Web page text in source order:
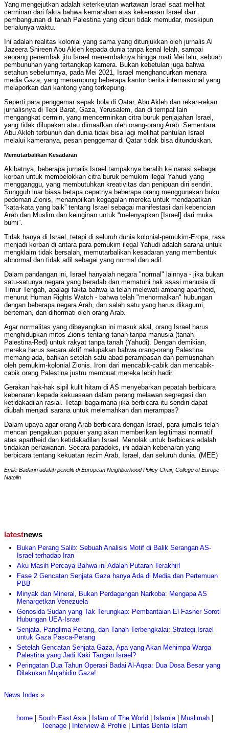
Yang mengejutkan adalah keterkejutan wartawan Israel saat melihat
cerminan dari fakta bahwa kemarahan atas kekerasan Israel dan
pembangunan di tanah Palestina yang dicuri tidak memudar, meskipun
berlalunya waktu.
Ini adalah realitas kolonial yang sama yang ditunjukkan oleh jurnalis Al
Jazeera Shireen Abu Akleh kepada dunia tanpa kenal lelah, sampai
seorang penembak jitu Israel menembaknya hingga mati Mei lalu, sebuah
pembunuhan yang tertangkap kamera. Bukan kebetulan juga bahwa
setahun sebelumnya, pada Mei 2021, Israel menghancurkan menara
media Gaza, yang menampung beberapa kantor berita internasional yang
melaporkan dari kantong yang terkepung.
Seperti para penggemar sepak bola di Qatar, Abu Akleh dan rekan-rekan
jurnalisnya di Tepi Barat, Gaza, Yerusalem, dan di tempat lain
mengangkat cermin, yang mencerminkan citra buruk penjajahan Israel,
yang tidak dilupakan atau dimaafkan oleh orang-orang Arab. Sementara
Abu Akleh terbunuh dan dunia tidak bisa lagi melihat pantulan Israel
melalui kameranya, pesan penggemar di Qatar tidak bisa ditundukkan.
Memutarbalikan Kesadaran
Akibatnya, beberapa jurnalis Israel tampaknya beralih ke narasi sebagai
korban untuk membelokkan citra buruk pemukim ilegal Yahudi yang
mengganggu, yang membutuhkan kreativitas dan penipuan diri sendiri.
Sungguh luar biasa betapa cepatnya beberapa orang menggunakan buku
pedoman Zionis, menampilkan kegagalan mereka untuk mendapatkan
“kata-kata yang baik” tentang Israel sebagai manifestasi dari kebencian
Arab dan Muslim dan keinginan untuk “melenyapkan [Israel] dari muka
bumi”.
Tidak hanya di Israel, tetapi di seluruh dunia kolonial-pemukim-Eropa, rasa
menjadi korban di antara para pemukim ilegal Yahudi adalah sarana untuk
mengklaim tidak bersalah, memutarbalikan kesadaran yang membentuk
abnormal dan tidak adil sebagai yang normal dan adil.
Dalam pandangan ini, Israel hanyalah negara "normal" lainnya - jika bukan
satu-satunya negara yang beradab dan mematuhi hak asasi manusia di
Timur Tengah, apalagi fakta bahwa ia telah melewati ambang apartheid,
menurut Human Rights Watch - bahwa telah "menormalkan" hubungan
dengan beberapa negara Arab, dan salah satu yang harus dikagumi,
berteman, dan dihormati oleh orang Arab.
Agar normalitas yang dibayangkan ini masuk akal, orang Israel harus
menghidupkan mitos Zionis tentang tanah tanpa manusia (tanah
Palestina-Red) untuk rakyat tanpa tanah (Yahudi). Dengan demikian,
mereka harus secara aktif melupakan bahwa orang-orang Palestina
memang ada, bahkan setelah satu abad perampasan dan pemusnahan
oleh pemukim-kolonial Zionis. Ironi dari mencabik-cabik dan mencabik-
cabik orang Palestina justru membuat mereka lebih hadir.
Gerakan hak-hak sipil kulit hitam di AS menyebarkan pepatah berbicara
kebenaran kepada kekuasaan dalam perang melawan segregasi dan
ketidakadilan rasial. Tetapi bagaimana jika berbicara itu sendiri dapat
diubah menjadi sarana untuk melemahkan dan merampas?
Dalam upaya agar orang Arab berbicara dengan Israel, para jurnalis telah
mencari pengakuan populer yang akan memberikan legitimasi normatif
atas apartheid dan ketidakadilan Israel. Menolak untuk berbicara adalah
tindakan perlawanan. Secara paradoks, ini adalah kebenaran yang
berbicara tentang kekuatan rezim Arab, Israel, dan seluruh dunia. (MEE)
Emile Badarin adalah peneliti di European Neighborhood Policy Chair, College of Europe –
Natolin
latestnews
Bukan Perang Salib: Sebuah Analisis Motif di Balik Serangan AS-
Israel terhadap Iran
Aku Masih Percaya Bahwa ini Adalah Putaran Terakhir!
Fase 2 Gencatan Senjata Gaza hanya Ada di Media dan Pertemuan
PBB
Minyak dan Mineral, Bukan Perdagangan Narkoba: Mengapa AS
Menargetkan Venezuela
Genosida Sudan yang Tak Terungkap: Pembantaian El Fasher Soroti
Hubungan UEA-Israel
Senjata, Panglima Perang, dan Tanah Terbengkalai: Strategi Israel
untuk Gaza Pasca-Perang
Setelah Gencatan Senjata Gaza, Apa yang Akan Menimpa Warga
Palestina yang Jadi Kaki Tangan Israel?
Peringatan Dua Tahun Operasi Badai Al-Aqsa: Dua Dosa Besar yang
Dilakukan Mujahidin Gaza!
News Index »
home| South East Asia| Islam of The World Islamia| Muslimah|
Teenage
Interview & Profile Lintas Berita Islam